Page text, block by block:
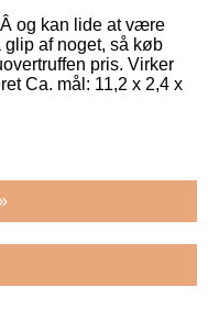
og kan lide at være
af noget, så køb
pris. Virker
Ca. mål: 11,2 x 2,4 x